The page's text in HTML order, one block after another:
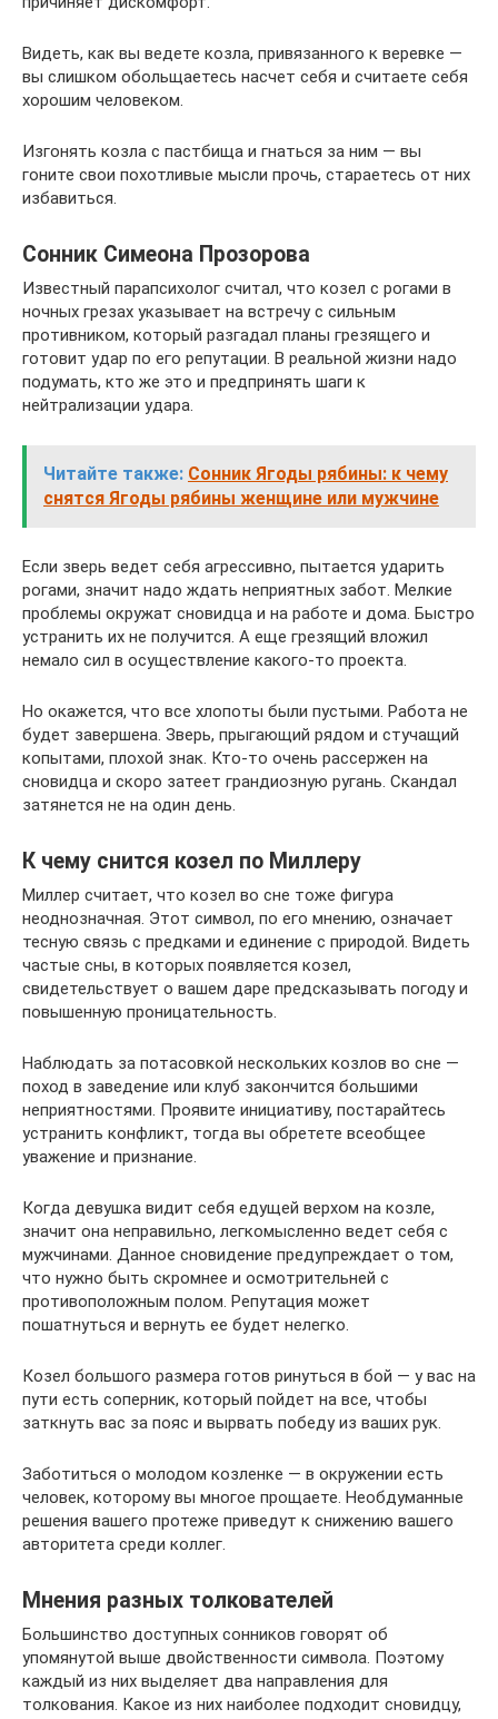
Видеть, как вы ведете козла, привязанного к веревке —
вы слишком обольщаетесь насчет себя и считаете себя
хорошим человеком.
Изгонять козла с пастбища и гнаться за ним — вы
гоните свои похотливые мысли прочь, стараетесь от них
избавиться.
Сонник Симеона Прозорова
Известный парапсихолог считал, что козел с рогами в
ночных грезах указывает на встречу с сильным
противником, который разгадал планы грезящего и
готовит удар по его репутации. В реальной жизни надо
подумать, кто же это и предпринять шаги к
нейтрализации удара.
Читайте также: Сонник Ягоды рябины: к чему
снятся Ягоды рябины женщине или мужчине
Если зверь ведет себя агрессивно, пытается ударить
рогами, значит надо ждать неприятных забот. Мелкие
проблемы окружат сновидца и на работе и дома. Быстро
устранить их не получится. А еще грезящий вложил
немало сил в осуществление какого-то проекта.
Но окажется, что все хлопоты были пустыми. Работа не
будет завершена. Зверь, прыгающий рядом и стучащий
копытами, плохой знак. Кто-то очень рассержен на
сновидца и скоро затеет грандиозную ругань. Скандал
затянется не на один день.
К чему снится козел по Миллеру
Миллер считает, что козел во сне тоже фигура
неоднозначная. Этот символ, по его мнению, означает
тесную связь с предками и единение с природой. Видеть
частые сны, в которых появляется козел,
свидетельствует о вашем даре предсказывать погоду и
повышенную проницательность.
Наблюдать за потасовкой нескольких козлов во сне —
поход в заведение или клуб закончится большими
неприятностями. Проявите инициативу, постарайтесь
устранить конфликт, тогда вы обретете всеобщее
уважение и признание.
Когда девушка видит себя едущей верхом на козле,
значит она неправильно, легкомысленно ведет себя с
мужчинами. Данное сновидение предупреждает о том,
что нужно быть скромнее и осмотрительней с
противоположным полом. Репутация может
пошатнуться и вернуть ее будет нелегко.
Козел большого размера готов ринуться в бой — у вас на
пути есть соперник, который пойдет на все, чтобы
заткнуть вас за пояс и вырвать победу из ваших рук.
Заботиться о молодом козленке — в окружении есть
человек, которому вы многое прощаете. Необдуманные
решения вашего протеже приведут к снижению вашего
авторитета среди коллег.
Мнения разных толкователей
Большинство доступных сонников говорят об
упомянутой выше двойственности символа. Поэтому
каждый из них выделяет два направления для
толкования. Какое из них наиболее подходит сновидцу,